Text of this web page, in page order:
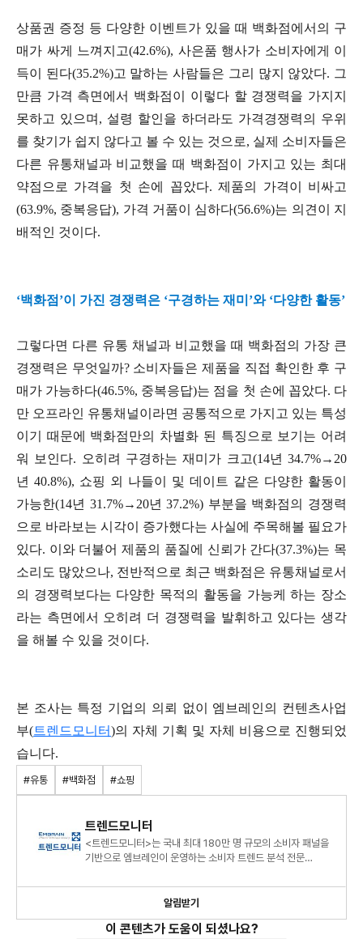
상품권 증정 등 다양한 이벤트가 있을 때 백화점에서의 구
매가 싸게 느껴지고(42.6%), 사은품 행사가 소비자에게 이
득이 된다(35.2%)고 말하는 사람들은 그리 많지 않았다. 그
만큼 가격 측면에서 백화점이 이렇다 할 경쟁력을 가지지
못하고 있으며, 설령 할인을 하더라도 가격경쟁력의 우위
를 찾기가 쉽지 않다고 볼 수 있는 것으로, 실제 소비자들은
다른 유통채널과 비교했을 때 백화점이 가지고 있는 최대
약점으로 가격을 첫 손에 꼽았다. 제품의 가격이 비싸고
(63.9%, 중복응답), 가격 거품이 심하다(56.6%)는 의견이 지
배적인 것이다.
‘백화점’이 가진 경쟁력은 ‘구경하는 재미’와 ‘다양한 활동’
그렇다면 다른 유통 채널과 비교했을 때 백화점의 가장 큰
경쟁력은 무엇일까? 소비자들은 제품을 직접 확인한 후 구
매가 가능하다(46.5%, 중복응답)는 점을 첫 손에 꼽았다. 다
만 오프라인 유통채널이라면 공통적으로 가지고 있는 특성
이기 때문에 백화점만의 차별화 된 특징으로 보기는 어려
워 보인다. 오히려 구경하는 재미가 크고(14년 34.7%→20
년 40.8%), 쇼핑 외 나들이 및 데이트 같은 다양한 활동이
가능한(14년 31.7%→20년 37.2%) 부분을 백화점의 경쟁력
으로 바라보는 시각이 증가했다는 사실에 주목해볼 필요가
있다. 이와 더불어 제품의 품질에 신뢰가 간다(37.3%)는 목
소리도 많았으나, 전반적으로 최근 백화점은 유통채널로서
의 경쟁력보다는 다양한 목적의 활동을 가능케 하는 장소
라는 측면에서 오히려 더 경쟁력을 발휘하고 있다는 생각
을 해볼 수 있을 것이다.
본 조사는 특정 기업의 의뢰 없이 엠브레인의 컨텐츠사업
부(트렌드모니터)의 자체 기획 및 자체 비용으로 진행되었
습니다.
#유통 #백화점 #쇼핑
트렌드모니터
<트렌드모니터>는 국내 최대 180만 명 규모의 소비자 패널을
기반으로 엠브레인이 운영하는 소비자 트렌드 분석 전문
알림받기
이 콘텐츠가 도움이 되셨나요?